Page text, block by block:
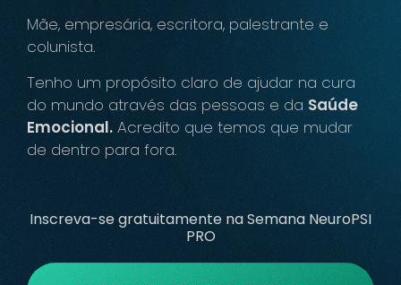
Mãe, empresária, escritora, palestrante e
colunista.
Tenho um propósito claro de ajudar na cura
do mundo através das pessoas e da Saúde
Emocional. Acredito que temos que mudar
de dentro para fora.
Inscreva-se gratuitamente na Semana NeuroPSI
PRO